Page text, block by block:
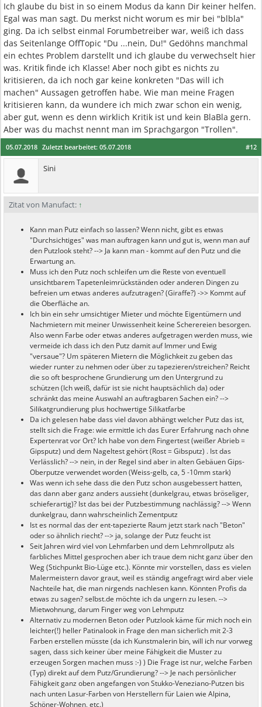
Ich glaube du bist in so einem Modus da kann Dir keiner helfen.
Egal was man sagt. Du merkst nicht worum es mir bei "blbla"
ging. Da ich selbst einmal Forumbetreiber war, weiß ich dass
das Seitenlange OffTopic "Du ...nein, Du!" Gedöhns manchmal
ein echtes Problem darstellt und ich glaube du verwechselt hier
was. Kritik finde ich Klasse! Aber noch gibt es nichts zu
kritisieren, da ich noch gar keine konkreten "Das will ich
machen" Aussagen getroffen habe. Wie man meine Fragen
kritisieren kann, da wundere ich mich zwar schon ein wenig,
aber gut, wenn es denn wirklich Kritik ist und kein BlaBla gern.
Aber was du machst nennt man im Sprachgargon "Trollen".
#12
05.07.2018 Zuletzt bearbeitet: 05.07.2018
Sini
Zitat von Manufact: ↑
Kann man Putz einfach so lassen? Wenn nicht, gibt es etwas
"Durchsichtiges" was man auftragen kann und gut is, wenn man auf
den Putzlook steht? --> Ja kann man - kommt auf den Putz und die
Erwartung an.
Muss ich den Putz noch schleifen um die Reste von eventuell
unsichtbarem Tapetenleimrückständen oder anderen Dingen zu
befreien um etwas anderes aufzutragen? (Giraffe?) ->> Kommt auf
die Oberfläche an.
Ich bin ein sehr umsichtiger Mieter und möchte Eigentümern und
Nachmietern mit meiner Unwissenheit keine Scherereien besorgen.
Also wenn Farbe oder etwas anderes aufgetragen werden muss, wie
vermeide ich dass ich den Putz damit auf Immer und Ewig
"versaue"? Um späteren Mietern die Möglichkeit zu geben das
wieder runter zu nehmen oder über zu tapezieren/streichen? Reicht
die so oft besprochene Grundierung um den Untergrund zu
schützen (Ich weiß, dafür ist sie nicht hauptsächlich da) oder
schränkt das meine Auswahl an auftragbaren Sachen ein? -->
Silikatgrundierung plus hochwertige Silikatfarbe
Da ich gelesen habe dass viel davon abhängt welcher Putz das ist,
stellt sich die Frage: wie ermittle ich das Eurer Erfahrung nach ohne
Expertenrat vor Ort? Ich habe von dem Fingertest (weißer Abrieb =
Gipsputz) und dem Nageltest gehört (Rost = Gibsputz) . Ist das
Verlässlich? --> nein, in der Regel sind aber in alten Gebäuen Gips-
Oberputze verwendet worden (Weiss-gelb, ca, 5 -10mm stark)
Was wenn ich sehe dass die den Putz schon ausgebessert hatten,
das dann aber ganz anders aussieht (dunkelgrau, etwas bröseliger,
schieferartig)? Ist das bei der Putzbestimmung nachlässig? --> Wenn
dunkelgrau, dann wahrscheinlich Zementputz
Ist es normal das der ent-tapezierte Raum jetzt stark nach "Beton"
oder so ähnlich riecht? --> ja, solange der Putz feucht ist
Seit Jahren wird viel von Lehmfarben und dem Lehmrollputz als
farbliches Mittel gesprochen aber ich traue dem nicht ganz über den
Weg (Stichpunkt Bio-Lüge etc.). Könnte mir vorstellen, dass es vielen
Malermeistern davor graut, weil es ständig angefragt wird aber viele
Nachteile hat, die man nirgends nachlesen kann. Könnten Profis da
etwas zu sagen? selbst.de möchte ich da ungern zu lesen. -->
Mietwohnung, darum Finger weg von Lehmputz
Alternativ zu modernen Beton oder Putzlook käme für mich noch ein
leichter(!) heller Patinalook in Frage den man sicherlich mit 2-3
Farben erstellen müsste (da ich Kunstmalerin bin, will ich nur vorweg
sagen, dass sich keiner über meine Fähigkeit die Muster zu
erzeugen Sorgen machen muss :-) ) Die Frage ist nur, welche Farben
(Typ) direkt auf dem Putz/Grundierung? --> Je nach persönlicher
Fähigkeit ganz oben angefangen von Stukko-Veneziano-Putzen bis
nach unten Lasur-Farben von Herstellern für Laien wie Alpina,
Schöner-Wohnen, etc.)